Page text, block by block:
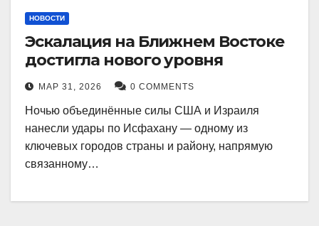
НОВОСТИ
Эскалация на Ближнем Востоке
достигла нового уровня
МАР 31, 2026 0 COMMENTS
Ночью объединённые силы США и Израиля
нанесли удары по Исфахану — одному из
ключевых городов страны и району, напрямую
связанному…